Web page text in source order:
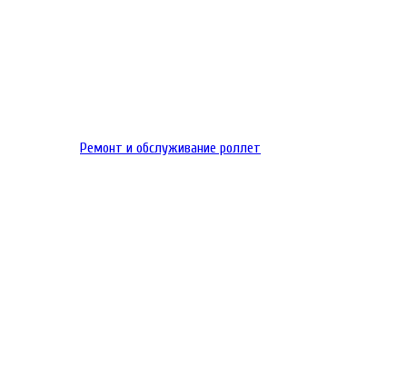
Ремонт и обслуживание роллет